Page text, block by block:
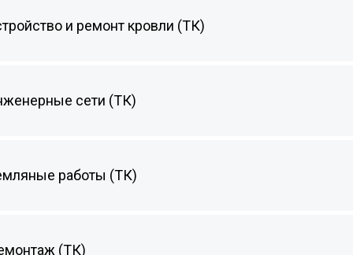
и ремонт кровли (ТК)
сети (ТК)
работы (ТК)
(ТК)